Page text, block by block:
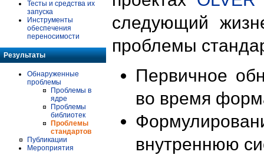
Тесты и средства их
запуска
Инструменты
обеспечения
переносимости
Результаты
Обнаруженные
проблемы
Проблемы в
ядре
Проблемы
библиотек
Проблемы
стандартов
Публикации
Мероприятия
следующий
проблемы
Первичное
во время
внутреннюю